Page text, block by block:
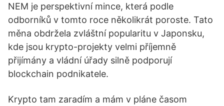
NEM je perspektivní mince, která podle
odborníků v tomto roce několikrát poroste. Tato
měna obdržela zvláštní popularitu v Japonsku,
kde jsou krypto-projekty velmi příjemně
přijímány a vládní úřady silně podporují
blockchain podnikatele.
Krypto tam zaradím a mám v pláne časom